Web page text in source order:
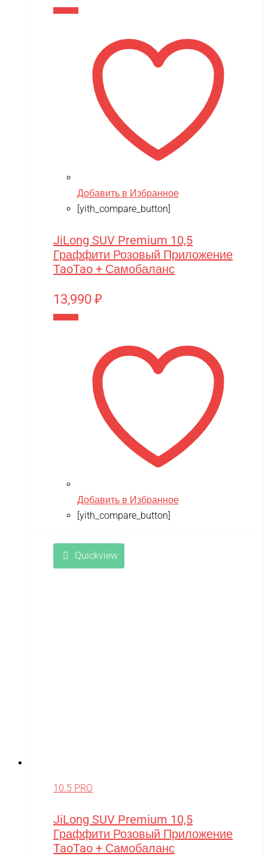
Добавить в Избранное
[yith_compare_button]
JiLong SUV Premium 10,5
Граффити Розовый Приложение
TaoTao + Самобаланс
13,990 ₽
Добавить в Избранное
[yith_compare_button]
Quickview
10.5 PRO
JiLong SUV Premium 10,5
Граффити Розовый Приложение
TaoTao + Самобаланс